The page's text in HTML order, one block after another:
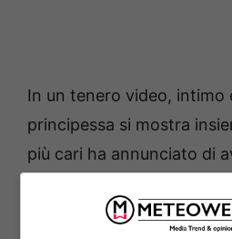
In un tenero video, intimo
principessa si mostra
più cari ha annunciato di
il possibile per non